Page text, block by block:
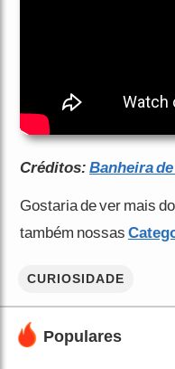
Créditos: Banheira
Gostaria de ver mais
também nossas
CURIOSIDADE
Populares